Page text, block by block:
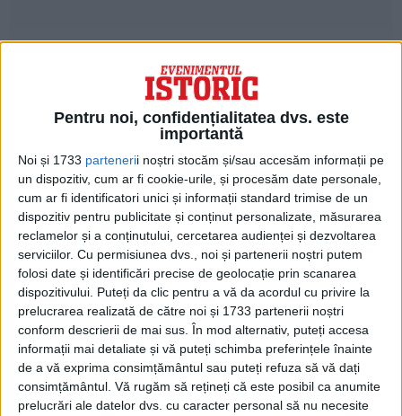
Pentru noi, confidențialitatea dvs. este
importantă
Noi și 1733 partenerii noștri stocăm și/sau accesăm informații pe
un dispozitiv, cum ar fi cookie-urile, și procesăm date personale,
cum ar fi identificatori unici și informații standard trimise de un
dispozitiv pentru publicitate și conținut personalizate, măsurarea
reclamelor și a conținutului, cercetarea audienței și dezvoltarea
serviciilor. Cu permisiunea dvs., noi și partenerii noștri putem
folosi date și identificări precise de geolocație prin scanarea
dispozitivului. Puteți da clic pentru a vă da acordul cu privire la
prelucrarea realizată de către noi și 1733 partenerii noștri
conform descrierii de mai sus. În mod alternativ, puteți accesa
informații mai detaliate și vă puteți schimba preferințele înainte
de a vă exprima consimțământul sau puteți refuza să vă dați
consimțământul. Vă rugăm să rețineți că este posibil ca anumite
prelucrări ale datelor dvs. cu caracter personal să nu necesite
scădere faţă de intervalul anterior, vor
caracteriza o vreme rece pentru ultima
decadă a lunii aprilie.
Cerul va avea înnorări și temporar va ploua
slab. Vântul va sufla slab și moderat.
Temperatura maximă va fi de 14…15
grade, iar cea minimă de 7…8 grade.